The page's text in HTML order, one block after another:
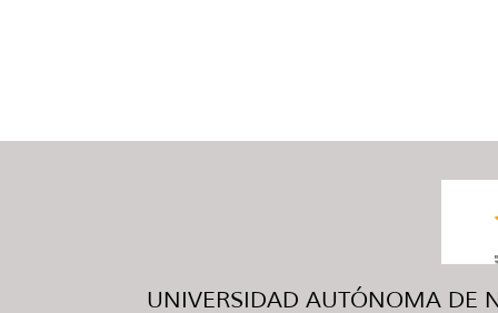
UNIVERSIDAD AUTÓNOMA DE